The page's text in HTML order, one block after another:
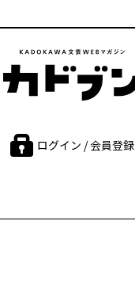
ログイン / 会員登録